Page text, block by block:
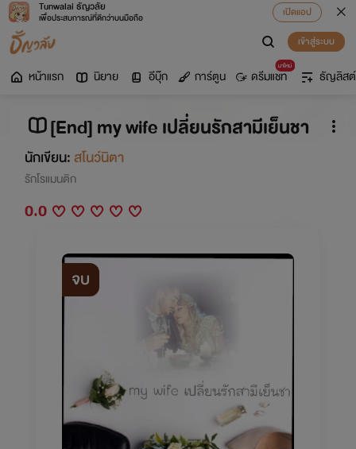
Tunwalai ธัญวลัย
เพื่อประสบการณ์ที่ดีกว่าบนมือถือ
เปิดแอป
เข้าสู่ระบบ
หน้าแรก นิยาย อีบุ๊ก การ์ตูน
มาใหม่
ดรีมแชท ธัญลิสต์
[End] my wife เปลี่ยนรักสามีเย็นชา
นักเขียน:สโนว์นิตา
รักโรแมนติก
0.0
จบ